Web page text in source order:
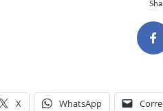
X WhatsApp